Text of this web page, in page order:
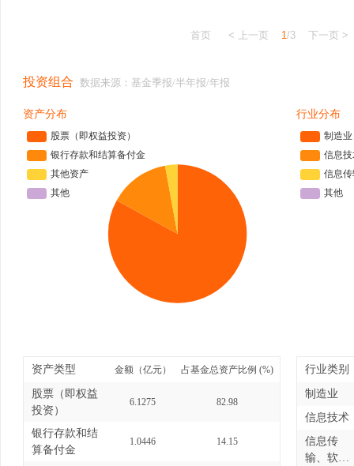
首页 < 上一页 1/3 下一页 >
投资组合 数据来源：基金季报/半年报/年报
资产分布
资产类型 金额（亿元） 占基金总资产比例 (%)
股票（即权益
投资）
6.1275 82.98
银行存款和结
算备付金
1.0446 14.15
行业分布
行业类别
制造业
信息技术
信息传
输、软件